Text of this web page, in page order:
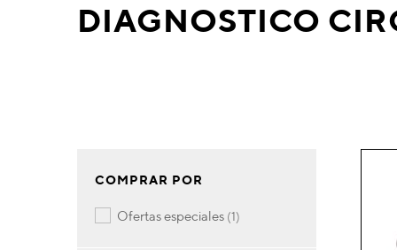
DIAGNOSTICO
COMPRAR POR
ofertas especiales 1artículo